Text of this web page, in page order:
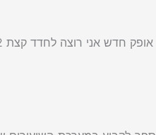
רוצה לחדד קצת 2 נקודות חשובות .